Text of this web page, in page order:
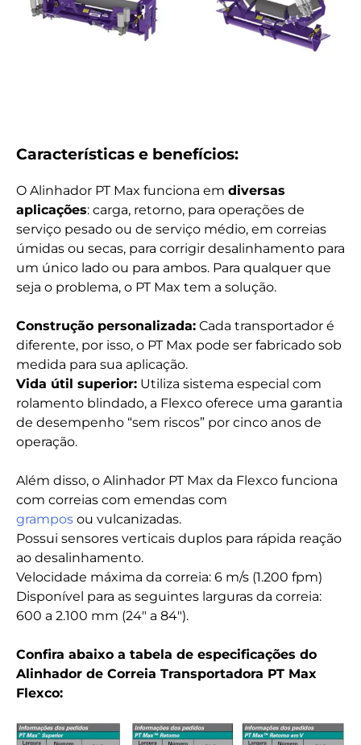
Características e benefícios:
O Alinhador PT Max funciona em diversas
aplicações: carga, retorno, para operações de
serviço pesado ou de serviço médio, em correias
úmidas ou secas, para corrigir desalinhamento para
um único lado ou para ambos. Para qualquer que
seja o problema, o PT Max tem a solução.
Construção personalizada: Cada transportador é
diferente, por isso, o PT Max pode ser fabricado sob
medida para sua aplicação.
Vida útil superior: Utiliza sistema especial com
rolamento blindado, a Flexco oferece uma garantia
de desempenho “sem riscos” por cinco anos de
operação.
Além disso, o Alinhador PT Max da Flexco funciona
com correias com emendas com
grampos ou vulcanizadas.
Possui sensores verticais duplos para rápida reação
ao desalinhamento.
Velocidade máxima da correia: 6 m/s (1.200 fpm)
Disponível para as seguintes larguras da correia:
600 a 2.100 mm (24″ a 84″).
Confira abaixo a tabela de especificações do
Alinhador de Correia Transportadora PT Max
Flexco: